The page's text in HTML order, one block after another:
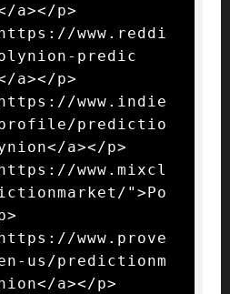
a></p>
www.reddi
predic
a></p>
www.indie
profile/predictio
a></p>
www.mixcl
">Po
www.prove
us/predictionm
a></p>